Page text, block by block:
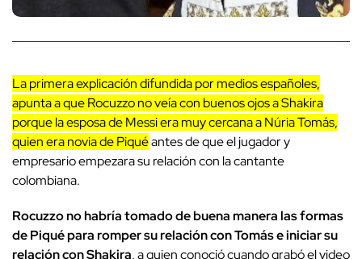
La primera explicación difundida por medios españoles,
apunta a que Rocuzzo no veía con buenos ojos a Shakira
porque la esposa de Messi era muy cercana a Núria Tomás,
quien era novia de Piquéantes de que el jugador y
empresario empezara su relación con la cantante
colombiana.
Rocuzzo no habría tomado de buena manera las formas
de Piqué para romper su relación con Tomás e iniciar su
relación con Shakira, a quien conoció cuando grabó el video